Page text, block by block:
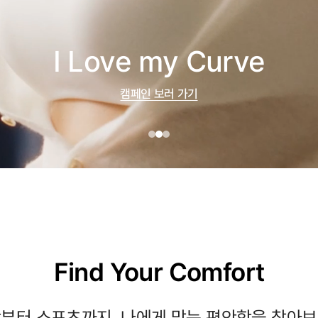
I Love my Curve
캠페인 보러 가기
Find Your Comfort